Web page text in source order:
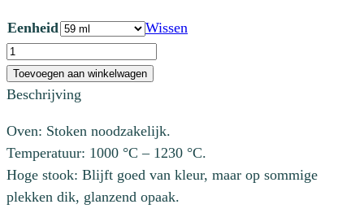
was:
€ 6,59.
is:
€ 4,00.
Eenheid
Wissen
CN
101
Light
aantal
Toevoegen aan winkelwagen
Beschrijving
Oven: Stoken noodzakelijk.
Temperatuur: 1000 °C – 1230 °C.
Hoge stook: Blijft goed van kleur, maar op sommige
plekken dik, glanzend opaak.